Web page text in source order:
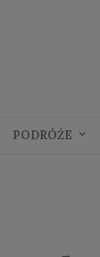
PODRÓŻE